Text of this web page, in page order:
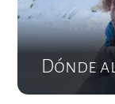
Dónde